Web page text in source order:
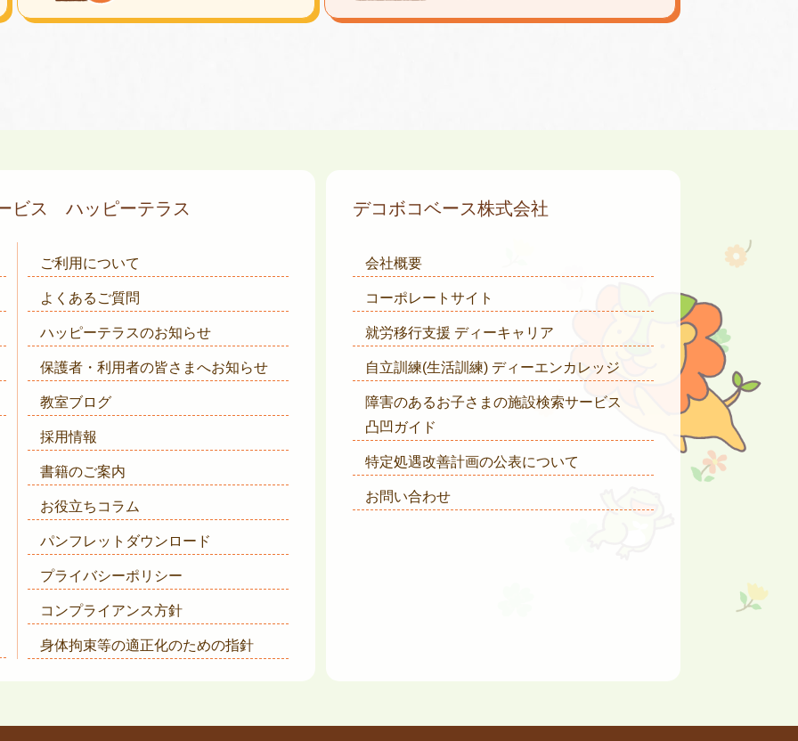
ビス ハッピーテラス
ご利用について
よくあるご質問
ハッピーテラスのお知らせ
保護者・利用者の皆さまへお知らせ
教室ブログ
採用情報
書籍のご案内
お役立ちコラム
パンフレットダウンロード
プライバシーポリシー
コンプライアンス方針
身体拘束等の適正化のための指針
デコボコベース株式会社
会社概要
コーポレートサイト
就労移行支援 ディーキャリア
自立訓練(生活訓練) ディーエンカレッジ
障害のあるお子さまの施設検索サービス
凸凹ガイド
特定処遇改善計画の公表について
お問い合わせ